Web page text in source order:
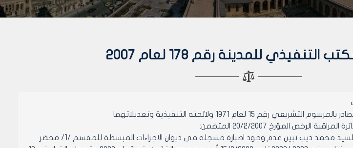
التنفيذي للمدينة رقم 178 لعام 2007
15 لعام 1971 ولائحته التنفيذية وتعديلاتهما
الرخص المؤرخ 20/2/2007 المتضمن:
لدى الاطلاع على الطلب المقدم من السيد محمد ديب تبين عدم وجود اضبارة مسجله في ديوان الاجراءات المبسطة للمقسم /1/ محضر